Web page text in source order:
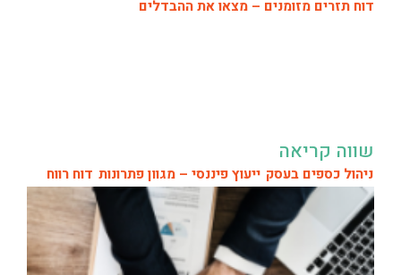
דוח תזרים מזומנים – מצאו את ההבדלים
שווה קריאה
ניהול כספים בעסק ייעוץ פיננסי – מגוון פתרונות דוח רווח